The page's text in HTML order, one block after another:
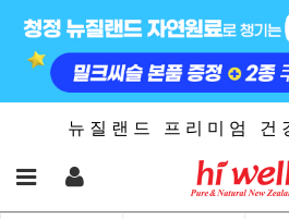
뉴 질 랜 드 프 리 미 엄 건